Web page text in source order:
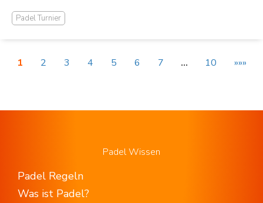
Padel Turnier
1 2 3 4 5 6 7 … 10 »»»
Padel Wissen
Padel Regeln
Was ist Padel?